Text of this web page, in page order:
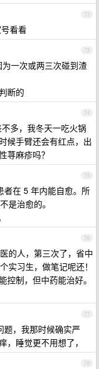
72
看看
73
一次或两三次碰到渣
断的
74
多，我冬天一吃火锅
候手臂还会有红点，出
荨麻疹吗？
75
者在 5 年内能自愈。所
是治愈的。
76
的人，第三次了，省中
实习生，做笔记呢还！
控制，但中药能治好。
77
题，我那时候确实严
睡觉更不用想了，
78